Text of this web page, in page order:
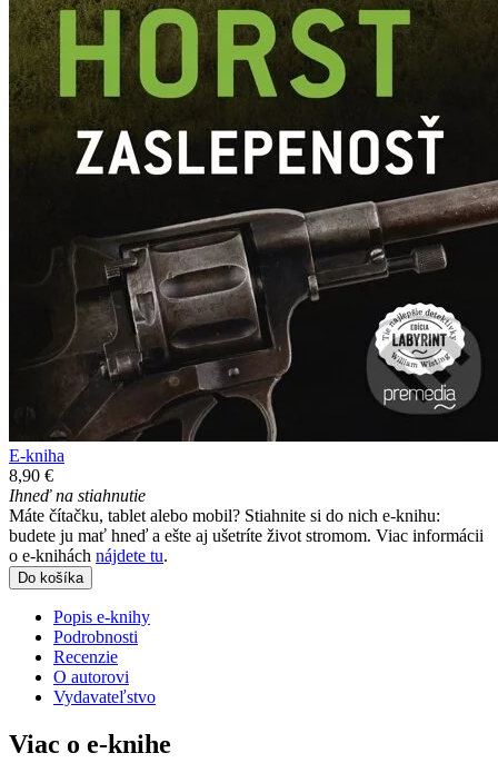
E-kniha
8,90 €
Ihneď na stiahnutie
Máte čítačku, tablet alebo mobil? Stiahnite si do nich e-knihu:
budete ju mať hneď a ešte aj ušetríte život stromom. Viac informácii
o e-knihách nájdete tu.
Do košíka
Popis e-knihy
Podrobnosti
Recenzie
O autorovi
Vydavateľstvo
Viac o e-knihe